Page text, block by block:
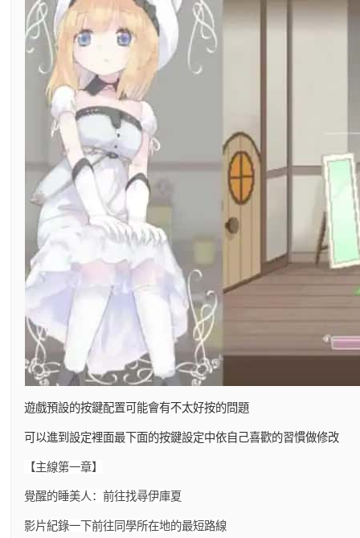
遊戲預設的按鍵配置可能會有不太好按的問題
可以進到設定裡面最下面的按鍵設定中依自己喜歡的習慣做修改
【主線第一章】
覺醒的睡美人：前往找尋伊庫夏
影片紀錄一下前往同學所在地的最短路線